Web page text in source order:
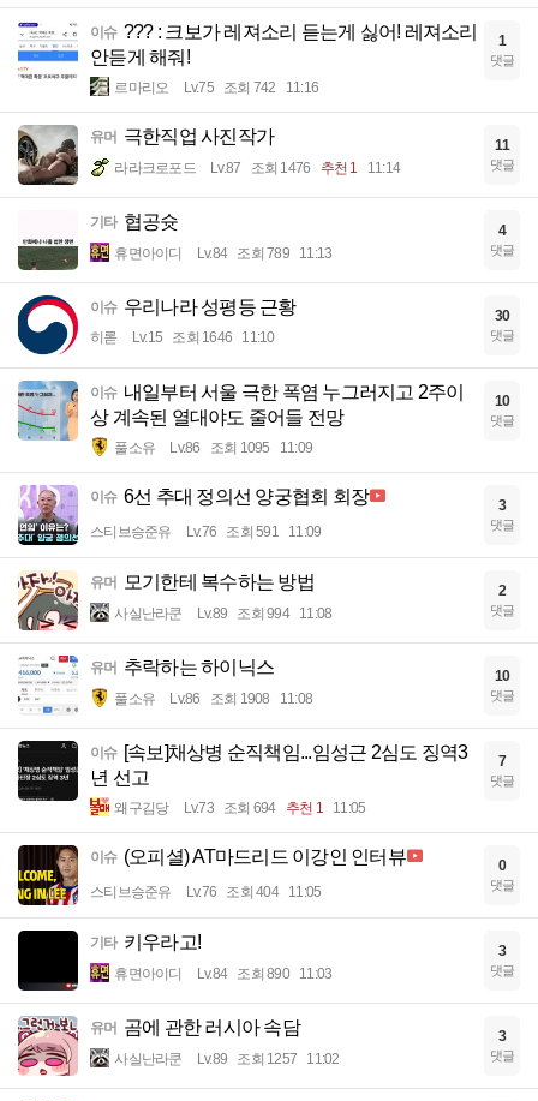
이슈 ??? : 크보가 레져소리 듣는게 싫어! 레져소리
안듣게 해줘!
르마리오 Lv.75 조회 742 11:16
1
댓글
유머 극한직업 사진작가
라라크로포드 Lv.87 조회 1476 추천 1 11:14
11
댓글
기타 협공슛
휴면아이디 Lv.84 조회 789 11:13
4
댓글
이슈 우리나라 성평등 근황
히롣 Lv.15 조회 1646 11:10
30
댓글
이슈 내일부터 서울 극한 폭염 누그러지고 2주이
상 계속된 열대야도 줄어들 전망
풀소유 Lv.86 조회 1095 11:09
10
댓글
이슈 6선 추대 정의선 양궁협회 회장
스티브승준유 Lv.76 조회 591 11:09
3
댓글
유머 모기한테 복수하는 방법
사실난라쿤 Lv.89 조회 994 11:08
2
댓글
유머 추락하는 하이닉스
풀소유 Lv.86 조회 1908 11:08
10
댓글
이슈 [속보]채상병 순직책임...임성근 2심도 징역3
년 선고
왜구김당 Lv.73 조회 694 추천 1 11:05
7
댓글
이슈 (오피셜) AT마드리드 이강인 인터뷰
스티브승준유 Lv.76 조회 404 11:05
0
댓글
기타 키우라고!
휴면아이디 Lv.84 조회 890 11:03
3
댓글
유머 곰에 관한 러시아 속담
사실난라쿤 Lv.89 조회 1257 11:02
3
댓글